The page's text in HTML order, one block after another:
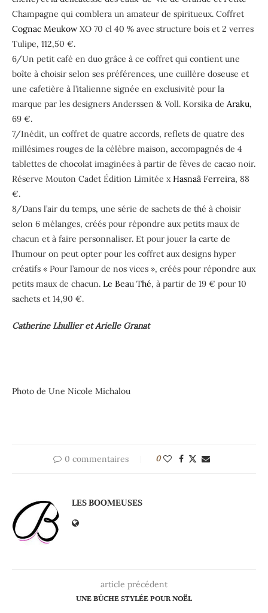
Champagne qui comblera un amateur de spiritueux. Coffret
Cognac Meukow XO 70 cl 40 % avec structure bois et 2 verres
Tulipe, 112,50 €.
6/Un petit café en duo grâce à ce coffret qui contient une
boîte à choisir selon ses préférences, une cuillère doseuse et
une cafetière à l’italienne signée en exclusivité pour la
marque par les designers Anderssen & Voll. Korsika de Araku,
69 €.
7/Inédit, un coffret de quatre accords, reflets de quatre des
millésimes rouges de la célèbre maison, accompagnés de 4
tablettes de chocolat imaginées à partir de fèves de cacao noir.
Réserve Mouton Cadet Édition Limitée xHasnaâ Ferreira, 88
€.
8/Dans l’air du temps, une série de sachets de thé à choisir
selon 6 mélanges, créés pour répondre aux petits maux de
chacun et à faire personnaliser. Et pour jouer la carte de
l’humour on peut opter pour les coffret aux designs hyper
créatifs « Pour l’amour de nos vices », créés pour répondre aux
petits maux de chacun. Le Beau Thé, à partir de 19 € pour 10
sachets et 14,90 €.
Catherine Lhullier et Arielle Granat
Photo de Une Nicole Michalou
0 commentaires 0
LES BOOMEUSES
article précédent
UNE BÛCHE STYLÉE POUR NOËL